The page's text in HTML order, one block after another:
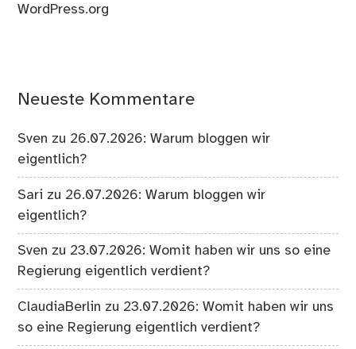
WordPress.org
Neueste Kommentare
Sven zu 26.07.2026: Warum bloggen wir
eigentlich?
Sari zu 26.07.2026: Warum bloggen wir
eigentlich?
Sven zu 23.07.2026: Womit haben wir uns so eine
Regierung eigentlich verdient?
ClaudiaBerlin zu 23.07.2026: Womit haben wir uns
so eine Regierung eigentlich verdient?